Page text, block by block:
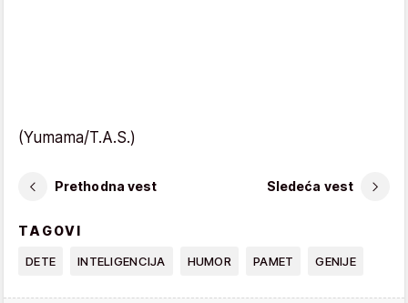
(Yumama/T.A.S.)
Prethodna vest Sledeća vest
TAGOVI
DETE INTELIGENCIJA HUMOR PAMET GENIJE